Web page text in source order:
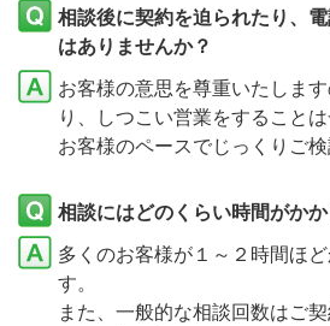
相談後に契約を迫られたり、
はありませんか？
お客様の意思を尊重いたしま
り、しつこい営業をすることは
お客様のペースでじっくりご検
相談にはどのくらい時間がか
多くのお客様が１～２時間ほ
す。
また、一般的な相談回数はご